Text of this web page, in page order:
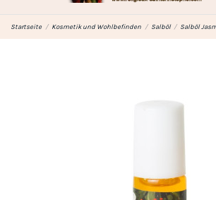
Startseite Kosmetik und Wohlbefinden Salböl Salböl